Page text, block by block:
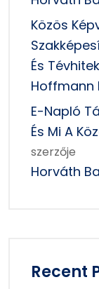
Közös
És Tévhitek
Hoffmann
E-Napló
És Mi A
szerzője
Horváth
Recent